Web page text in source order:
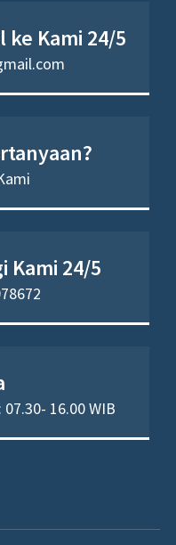
ke Kami 24/5
Kami 24/5
16.00 WIB